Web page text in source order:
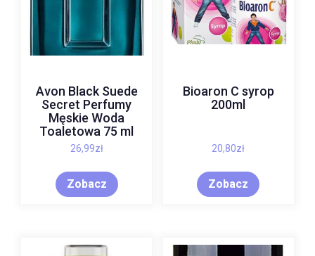
Avon Black Suede
Secret Perfumy
Męskie Woda
Toaletowa 75 ml
26,99zł
Zobacz
Bioaron C syrop
200ml
20,80zł
Zobacz